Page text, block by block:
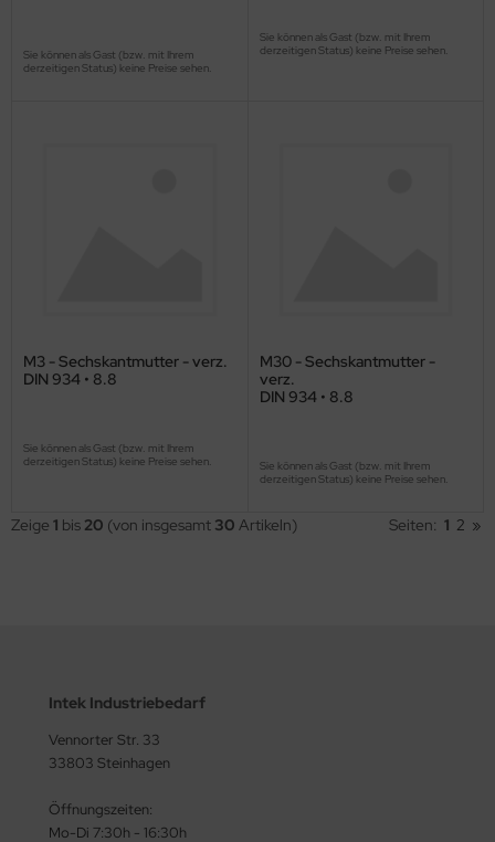
Sie können als Gast (bzw. mit Ihrem
derzeitigen Status) keine Preise sehen.
Sie können als Gast (bzw. mit Ihrem
derzeitigen Status) keine Preise sehen.
M3 - Sechskantmutter - verz.
DIN 934 • 8.8
Sie können als Gast (bzw. mit Ihrem
derzeitigen Status) keine Preise sehen.
M30 - Sechskantmutter -
verz.
DIN 934 • 8.8
Sie können als Gast (bzw. mit Ihrem
derzeitigen Status) keine Preise sehen.
Zeige 1 bis 20 (von insgesamt 30 Artikeln) Seiten: 1 2 »
Intek Industriebedarf
Vennorter Str. 33
33803 Steinhagen
Öffnungszeiten:
Mo-Di 7:30h - 16:30h